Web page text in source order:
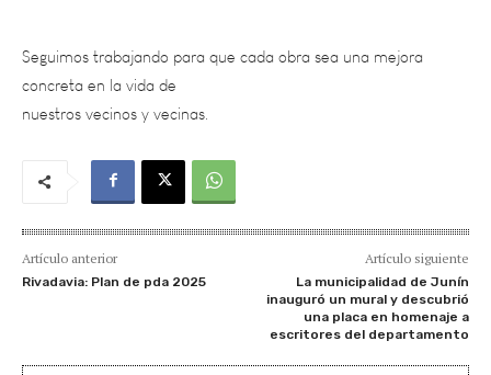
concreta en la vida de
nuestros vecinos y vecinas.
Artículo anterior
Rivadavia: Plan de pda 2025
Artículo siguiente
La municipalidad de Junín
inauguró un mural y descubrió
una placa en homenaje a
escritores del departamento